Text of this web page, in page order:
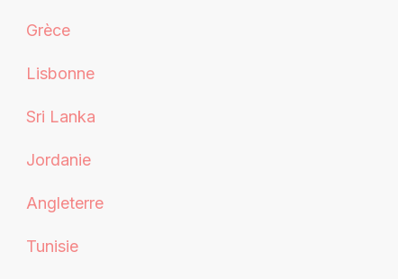
Grèce
Lisbonne
Sri Lanka
Jordanie
Angleterre
Tunisie